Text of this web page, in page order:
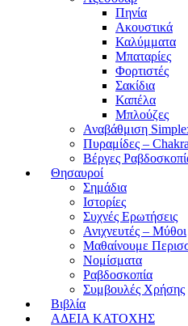
Πηνία
Ακουστικά
Καλύμματα
Μπαταρίες
Φορτιστές
Σακίδια
Καπέλα
Μπλούζες
Αναβάθμιση
Πυραμίδες – Chakra
Βέργες
Θησαυροί
Σημάδια
Ιστορίες
Συχνές Ερωτήσεις
Ανιχνευτές – Μύθοι
Μαθαίνουμε
Νομίσματα
Ραβδοσκοπία
Συμβουλές Χρήσης
Βιβλία
ΑΔΕΙΑ ΚΑΤΟΧΗΣ